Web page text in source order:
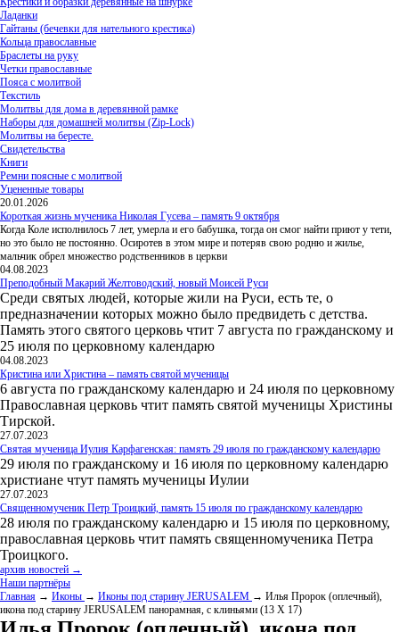
Ладанки
Гайтаны (бечевки для нательного крестика)
Кольца православные
Браслеты на руку
Четки православные
Пояса с молитвой
Текстиль
Молитвы для дома в деревянной рамке
Наборы для домашней молитвы (Zip-Lock)
Молитвы на бересте.
Свидетельства
Книги
Ремни поясные с молитвой
Уцененные товары
20.01.2026
Короткая жизнь мученика Николая Гусева – память 9 октября
Когда Коле исполнилось 7 лет, умерла и его бабушка, тогда он смог найти приют у тети,
но это было не постоянно. Осиротев в этом мире и потеряв свою родню и жилье,
мальчик обрел множество родственников в церкви
04.08.2023
Преподобный Макарий Желтоводский, новый Моисей Руси
Среди святых людей, которые жили на Руси, есть те, о
предназначении которых можно было предвидеть с детства.
Память этого святого церковь чтит 7 августа по гражданскому и
25 июля по церковному календарю
04.08.2023
Кристина или Христина – память святой мученицы
6 августа по гражданскому календарю и 24 июля по церковному
Православная церковь чтит память святой мученицы Христины
Тирской.
27.07.2023
Святая мученица Иулия Карфагенская: память 29 июля по гражданскому календарю
29 июля по гражданскому и 16 июля по церковному календарю
христиане чтут память мученицы Иулии
27.07.2023
Священномученик Петр Троицкий, память 15 июля по гражданскому календарю
28 июля по гражданскому календарю и 15 июля по церковному,
православная церковь чтит память священномученика Петра
Троицкого.
архив новостей →
Наши партнёры
Главная → Иконы → Иконы под старину JERUSALEM → Илья Пророк (оплечный),
икона под старину JERUSALEM панорамная, с клиньями (13 Х 17)